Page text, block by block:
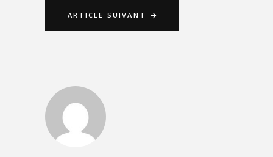
ARTICLE SUIVANT